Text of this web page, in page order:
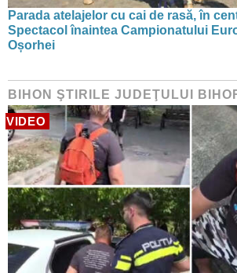
Parada atelajelor cu cai de rasă, în
Spectacol înaintea Campionatului
Oșorhei
BIHON ŞTIRILE JUDEŢULUI
VIDEO